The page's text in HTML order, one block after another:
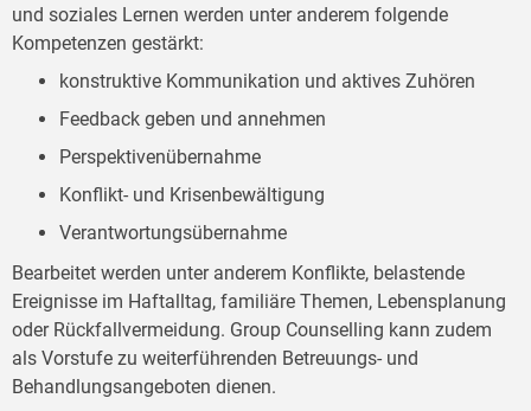
und soziales Lernen werden unter anderem folgende
Kompetenzen gestärkt:
konstruktive Kommunikation und aktives Zuhören
Feedback geben und annehmen
Perspektivenübernahme
Konflikt- und Krisenbewältigung
Verantwortungsübernahme
Bearbeitet werden unter anderem Konflikte, belastende
Ereignisse im Haftalltag, familiäre Themen, Lebensplanung
oder Rückfallvermeidung. Group Counselling kann zudem
als Vorstufe zu weiterführenden Betreuungs- und
Behandlungsangeboten dienen.